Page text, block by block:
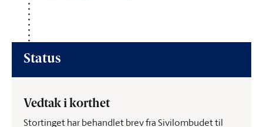
Status
Vedtak i korthet
Stortinget har behandlet brev fra Sivilombudet til